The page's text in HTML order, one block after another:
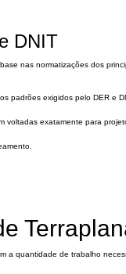
DNIT
nas normatizações dos
padrões exigidos pelo DER e
voltadas exatamente para
a quantidade de trabalho